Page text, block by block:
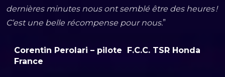
dernières minutes nous ont semblé être des heures !
C’est une belle récompense pour nous.”
Corentin Perolari – pilote F.C.C. TSR Honda
France